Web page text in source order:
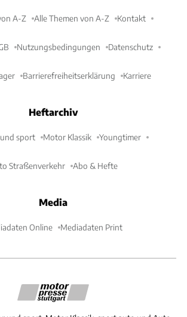
A-Z Alle Themen von A-Z Kontakt
Nutzungsbedingungen Datenschutz
Barrierefreiheitserklärung Karriere
Heftarchiv
sport Motor Klassik Youngtimer
Straßenverkehr Abo & Hefte
Media
Online Mediadaten Print